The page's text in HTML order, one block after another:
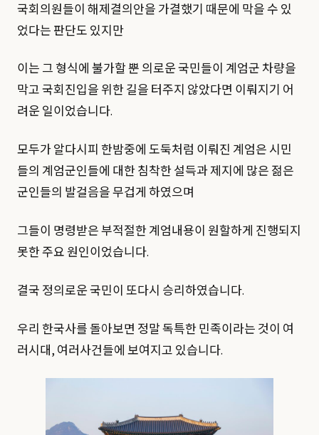
국회의원들이 해제결의안을 가결했기 때문에 막을 수 있
었다는 판단도 있지만
이는 그 형식에 불가할 뿐 의로운 국민들이 계엄군 차량을
막고 국회진입을 위한 길을 터주지 않았다면 이뤄지기 어
려운 일이었습니다.
모두가 알다시피 한밤중에 도둑처럼 이뤄진 계엄은 시민
들의 계엄군인들에 대한 침착한 설득과 제지에 많은 젊은
군인들의 발걸음을 무겁게 하였으며
그들이 명령받은 부적절한 계엄내용이 원할하게 진행되지
못한 주요 원인이었습니다.
결국 정의로운 국민이 또다시 승리하였습니다.
우리 한국사를 돌아보면 정말 독특한 민족이라는 것이 여
러시대, 여러사건들에 보여지고 있습니다.